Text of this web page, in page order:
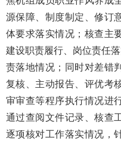
源保障、制度制定、修订
体要求落实情况；核查主
建设职责履行、岗位责任
责落地情况；同时对差错
复核、主动报告、评优考
审审查等程序执行情况进
通过查阅文件记录、核查
逐项核对工作落实情况，
按
Alt
加
波
浪
键
打
开
导
盲